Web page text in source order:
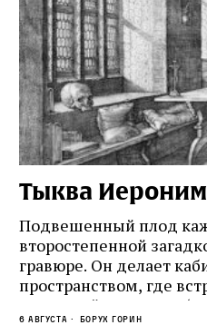
Тыква
Подвешенный плод
второстепенной
гравюре. Он делает
пространством, где
греческий и латынь;
6 августа Борух Горин